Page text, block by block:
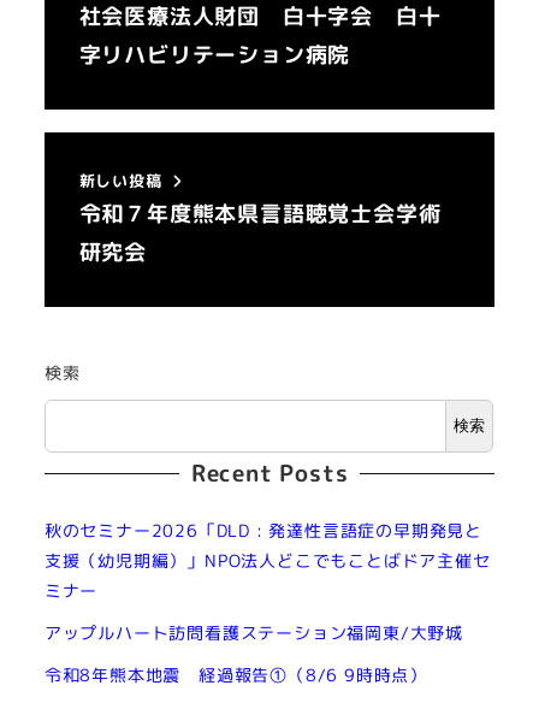
社会医療法人財団 白十字会 白十
字リハビリテーション病院
新しい投稿
令和７年度熊本県言語聴覚士会学術
研究会
検索
検索
Recent Posts
秋のセミナー2026「DLD : 発達性言語症の早期発見と
支援（幼児期編）」NPO法人どこでもことばドア主催セ
ミナー
アップルハート訪問看護ステーション福岡東/大野城
令和8年熊本地震 経過報告①（8/6 9時時点）